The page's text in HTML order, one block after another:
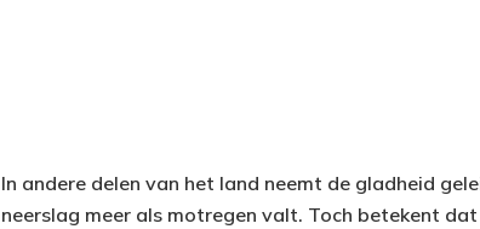
In andere delen van het land neemt de gladheid
neerslag meer als motregen valt. Toch betekent